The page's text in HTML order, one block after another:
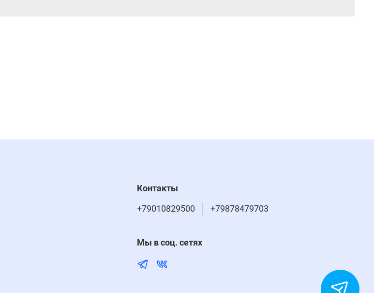
Контакты
+79010829500 +79878479703
Мы в соц. сетях